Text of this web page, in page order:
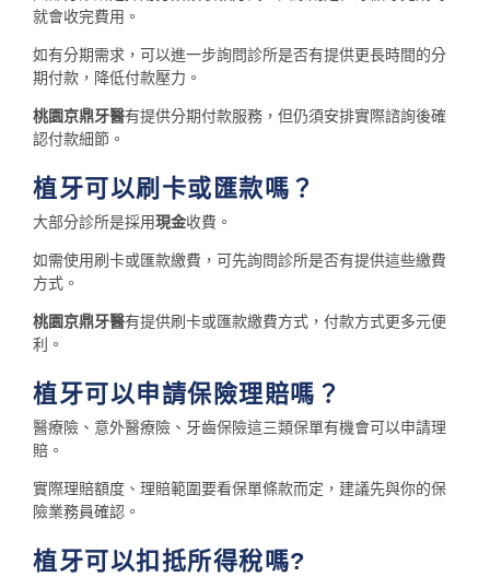
就會收完費用。
如有分期需求，可以進一步詢問診所是否有提供更長時間的分
期付款，降低付款壓力。
桃園京鼎牙醫有提供分期付款服務，但仍須安排實際諮詢後確
認付款細節。
植牙可以刷卡或匯款嗎？
大部分診所是採用現金收費。
如需使用刷卡或匯款繳費，可先詢問診所是否有提供這些繳費
方式。
桃園京鼎牙醫有提供刷卡或匯款繳費方式，付款方式更多元便
利。
植牙可以申請保險理賠嗎？
醫療險、意外醫療險、牙齒保險這三類保單有機會可以申請理
賠。
實際理賠額度、理賠範圍要看保單條款而定，建議先與你的保
險業務員確認。
植牙可以扣抵所得稅嗎?